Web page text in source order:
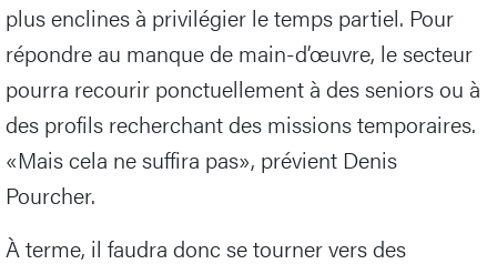
plus enclines à privilégier le temps partiel. Pour
répondre au manque de main-d’œuvre, le secteur
pourra recourir ponctuellement à des seniors ou à
des profils recherchant des missions temporaires.
«Mais cela ne suffira pas», prévient Denis
Pourcher.
À terme, il faudra donc se tourner vers des